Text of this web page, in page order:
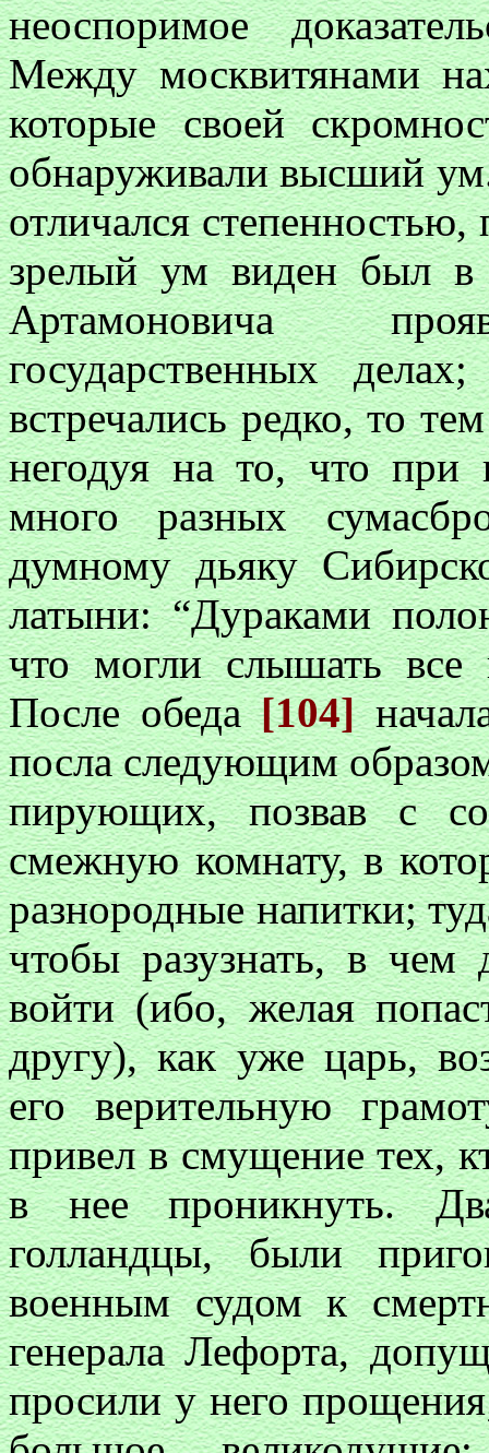
неоспоримое
Между москвитянами
которые своей
обнаруживали высший
отличался
зрелый ум виден был в
Артамоновича
государственных
встречались редко, то
негодуя на то, что при
много разных
думному дьяку
латыни: “Дураками
что могли слышать
После обеда[104]
посла следующим
пирующих, позвав с
смежную комнату, в
разнородные напитки;
чтобы разузнать, в
войти (ибо, желая
другу), как уже царь,
его верительную
привел в смущение тех,
в нее проникнуть.
голландцы, были
военным судом к
генерала Лефорта,
просили у него